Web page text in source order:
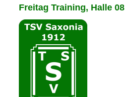
Freitag Training, Halle 08